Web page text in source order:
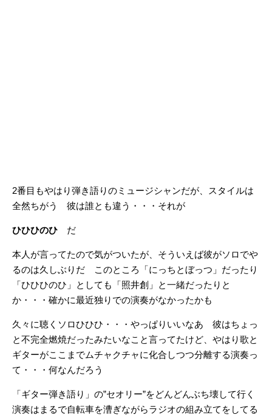
2番目もやはり弾き語りのミュージシャンだが、スタイルは
全然ちがう 彼は誰とも違う・・・それが
ひひひのひ だ
本人が言ってたので気がついたが、そういえば彼がソロでや
るのは久しぶりだ このところ「にっちとぼっつ」だったり
「ひひひのひ」としても「照井創」と一緒だったりと
か・・・確かに最近独りでの演奏がなかったかも
久々に聴くソロひひひ・・・やっぱりいいなあ 彼はちょっ
と不完全燃焼だったみたいなこと言ってたけど、やはり歌と
ギターがここまでムチャクチャに化合しつつ分離する演奏っ
て・・・何なんだろう
「ギター弾き語り」の”セオリー”をどんどんぶち壊して行く
演奏はまるで自転車を漕ぎながらラジオの組み立てをしてる